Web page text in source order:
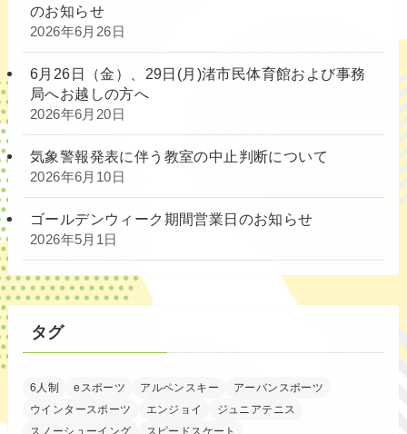
のお知らせ
2026年6月26日
6月26日（金）、29日(月)渚市民体育館および事務
局へお越しの方へ
2026年6月20日
気象警報発表に伴う教室の中止判断について
2026年6月10日
ゴールデンウィーク期間営業日のお知らせ
2026年5月1日
タグ
6人制 eスポーツ アルペンスキー
アーバンスポーツ
ウインタースポーツ
エンジョイ
ジュニアテニス